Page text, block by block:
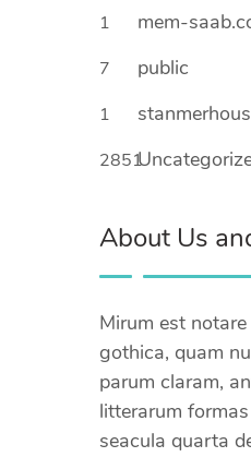
1 mem-
7 public
1
2851
About Us
Mirum est
gothica, quam
parum claram,
litterarum
seacula quarta